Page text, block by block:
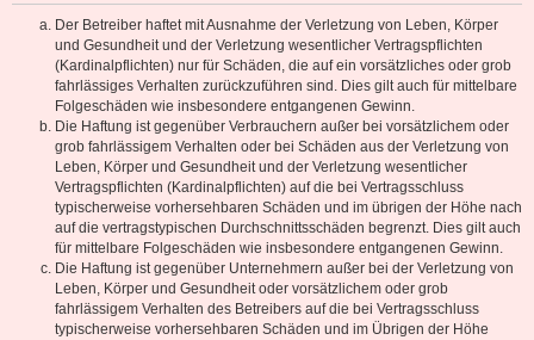
Der Betreiber haftet mit Ausnahme der Verletzung von Leben, Körper
und Gesundheit und der Verletzung wesentlicher Vertragspflichten
(Kardinalpflichten) nur für Schäden, die auf ein vorsätzliches oder grob
fahrlässiges Verhalten zurückzuführen sind. Dies gilt auch für mittelbare
Folgeschäden wie insbesondere entgangenen Gewinn.
Die Haftung ist gegenüber Verbrauchern außer bei vorsätzlichem oder
grob fahrlässigem Verhalten oder bei Schäden aus der Verletzung von
Leben, Körper und Gesundheit und der Verletzung wesentlicher
Vertragspflichten (Kardinalpflichten) auf die bei Vertragsschluss
typischerweise vorhersehbaren Schäden und im übrigen der Höhe nach
auf die vertragstypischen Durchschnittsschäden begrenzt. Dies gilt auch
für mittelbare Folgeschäden wie insbesondere entgangenen Gewinn.
Die Haftung ist gegenüber Unternehmern außer bei der Verletzung von
Leben, Körper und Gesundheit oder vorsätzlichem oder grob
fahrlässigem Verhalten des Betreibers auf die bei Vertragsschluss
typischerweise vorhersehbaren Schäden und im Übrigen der Höhe